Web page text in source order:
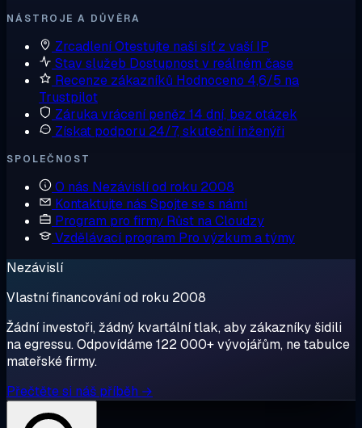
NÁSTROJE A DŮVĚRA
ZrcadleníOtestujte naši síť z vaší IP
Stav služeb Dostupnost v reálném čase
Recenze zákazníků Hodnoceno 4,6/5 na
Trustpilot
Záruka vrácení peněz 14 dní, bez otázek
Získat podporu 24/7, skuteční inženýři
SPOLEČNOST
O nás Nezávislí od roku 2008
Kontaktujte nás Spojte se s námi
Program pro firmy Růst na Cloudzy
Vzdělávací program Pro výzkum a týmy
Nezávislí
Vlastní financování od roku 2008
Žádní investoři, žádný kvartální tlak, aby zákazníky šidili
na egressu. Odpovídáme 122 000+ vývojářům, ne tabulce
mateřské firmy.
Přečtěte si náš příběh →